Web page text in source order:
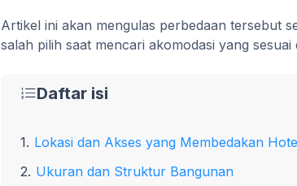
Artikel ini akan mengulas perbedaan tersebut
salah pilih saat mencari akomodasi yang
Daftar isi
Lokasi dan Akses yang Membedakan
Ukuran dan Struktur Bangunan